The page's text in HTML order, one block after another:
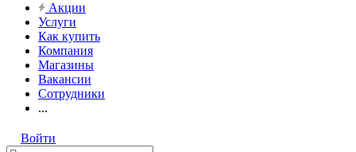
Акции
Услуги
Как купить
Компания
Магазины
Вакансии
Сотрудники
...
Войти